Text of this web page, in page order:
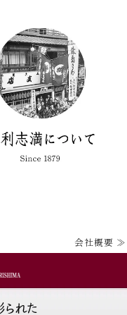
会社概要 ≫
れた